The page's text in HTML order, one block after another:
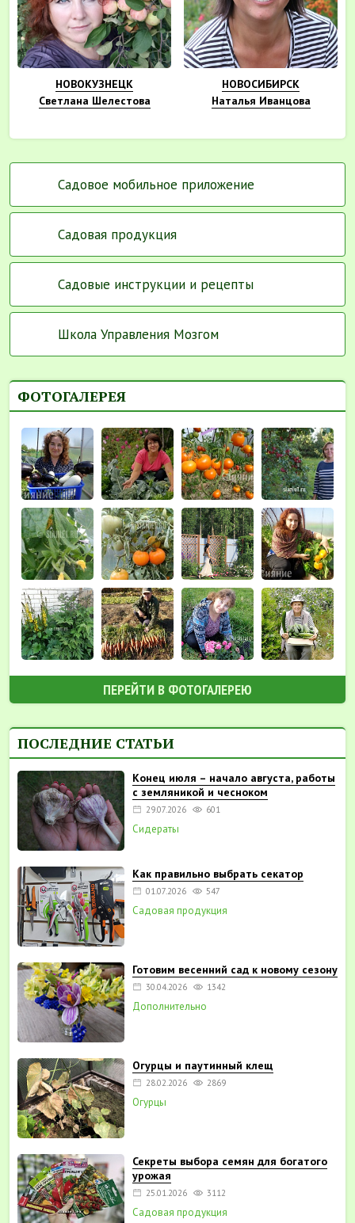
НОВОКУЗНЕЦК
Светлана Шелестова
НОВОСИБИРСК
Наталья Иванцова
Садовое мобильное приложение
Садовая продукция
Садовые инструкции и рецепты
Школа Управления Мозгом
ФОТОГАЛЕРЕЯ
ПЕРЕЙТИ В ФОТОГАЛЕРЕЮ
ПОСЛЕДНИЕ СТАТЬИ
Конец июля – начало августа, работы
с земляникой и чесноком
29.07.2026 601
Сидераты
Как правильно выбрать секатор
01.07.2026 547
Садовая продукция
Готовим весенний сад к новому сезону
30.04.2026 1342
Дополнительно
Огурцы и паутинный клещ
28.02.2026 2869
Огурцы
Секреты выбора семян для богатого
урожая
25.01.2026 3112
Садовая продукция